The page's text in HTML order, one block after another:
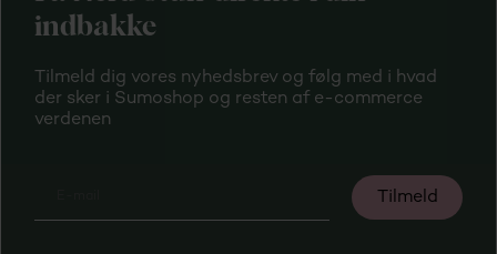
indbakke
Tilmeld dig vores nyhedsbrev og følg med i hvad
der sker i Sumoshop og resten af e-commerce
verdenen
SUMOpos integration
koblet direkte op på SUMOshop.
Sælg varer i fysisk butik med POS-system
koblet direkte op på SUMOshop.